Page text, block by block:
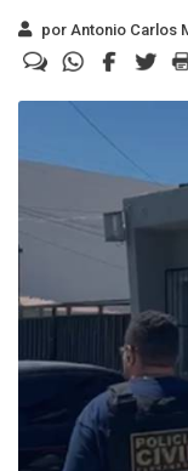
por Antonio Carlos